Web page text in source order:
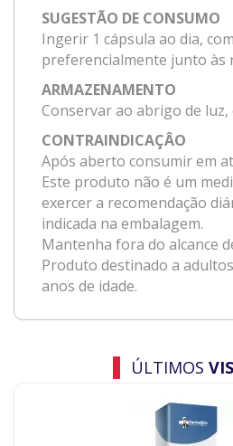
SUGESTÃO DE CONSUMO
Ingerir 1 cápsula ao dia,
preferencialmente junto às
ARMAZENAMENTO
Conservar ao abrigo de luz,
CONTRAINDICAÇÂO
Após aberto consumir em
Este produto não é um
exercer a recomendação
indicada na embalagem.
Mantenha fora do alcance
Produto destinado a
anos de idade.
ÚLTIMOS